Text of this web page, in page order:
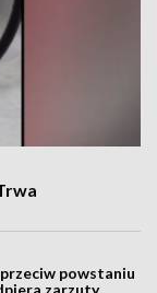
powstaniu
zarzuty